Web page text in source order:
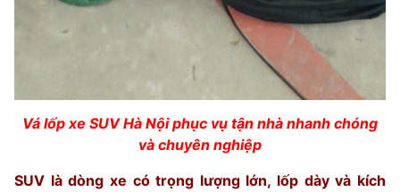
Vá lốp xe SUV Hà Nội phục vụ tận nhà nhanh chóng
và chuyên nghiệp
SUV là dòng xe có trọng lượng lớn, lốp dày và kích